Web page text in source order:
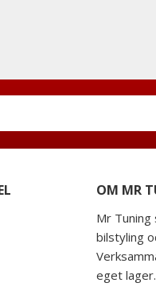
OM MR
Mr
bilstyling
eget lager.